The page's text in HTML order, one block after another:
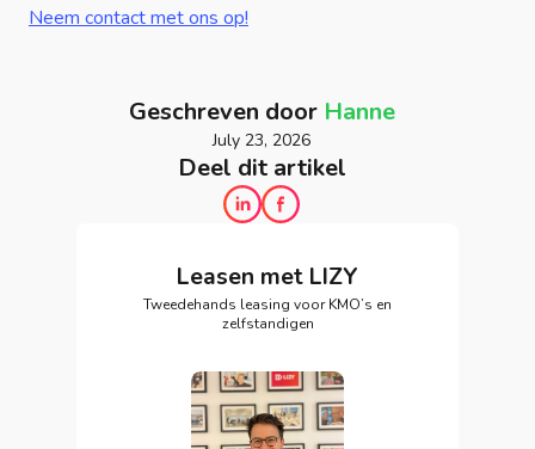
Neem contact met ons op!
Geschreven door Hanne
July 23, 2026
Deel dit artikel
Leasen met LIZY
Tweedehands leasing voor KMO’s en
zelfstandigen